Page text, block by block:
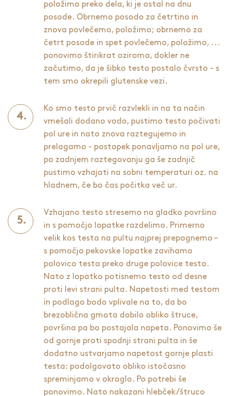
položimo preko dela, ki je ostal na dnu
posode. Obrnemo posodo za četrtino in
znova povlečemo, položimo; obrnemo za
četrt posode in spet povlečemo, položimo, ...
ponovimo štirikrat oziroma, dokler ne
začutimo, da je šibko testo postalo čvrsto - s
tem smo okrepili glutenske vezi.
Ko smo testo prvič razvlekli in na ta način
vmešali dodano vodo, pustimo testo počivati
pol ure in nato znova raztegujemo in
prelagamo - postopek ponavljamo na pol ure,
po zadnjem raztegovanju ga še zadnjič
pustimo vzhajati na sobni temperaturi oz. na
hladnem, če bo čas počitka več ur.
Vzhajano testo stresemo na gladko površino
in s pomočjo lopatke razdelimo. Primerno
velik kos testa na pultu najprej prepognemo –
s pomočjo pekovske lopatke zavihamo
polovico testa preko druge polovice testa.
Nato z lopatko potisnemo testo od desne
proti levi strani pulta. Napetosti med testom
in podlago bodo vplivale na to, da bo
brezoblična gmota dobilo obliko štruce,
površina pa bo postajala napeta. Ponovimo še
od gornje proti spodnji strani pulta in še
dodatno ustvarjamo napetost gornje plasti
testa: podolgovato obliko istočasno
spreminjamo v okroglo. Po potrebi še
ponovimo. Nato nakazani hlebček/štruco